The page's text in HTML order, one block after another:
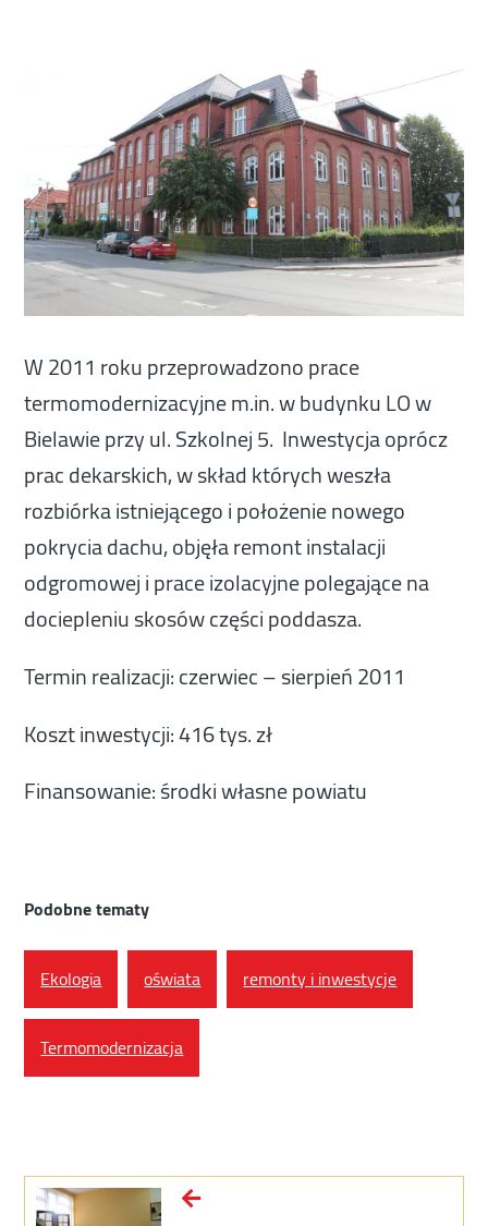
W 2011 roku przeprowadzono prace
termomodernizacyjne m.in. w budynku LO w
Bielawie przy ul. Szkolnej 5. Inwestycja oprócz
prac dekarskich, w skład których weszła
rozbiórka istniejącego i położenie nowego
pokrycia dachu, objęła remont instalacji
odgromowej i prace izolacyjne polegające na
dociepleniu skosów części poddasza.
Termin realizacji: czerwiec – sierpień 2011
Koszt inwestycji: 416 tys. zł
Finansowanie: środki własne powiatu
Podobne tematy
Ekologia oświata remonty i inwestycje
Termomodernizacja